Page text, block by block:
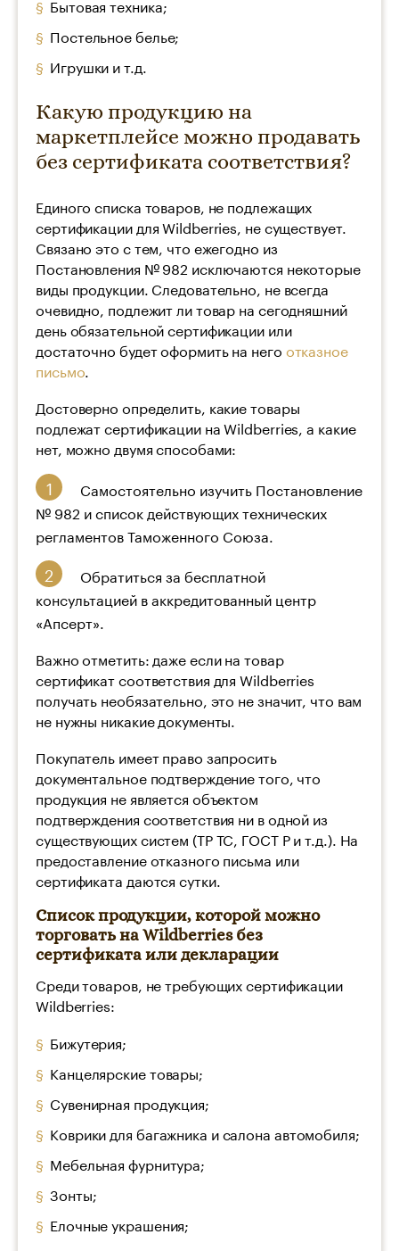
Бытовая техника;
Постельное белье;
Игрушки и т.д.
Какую продукцию на
маркетплейсе можно продавать
без сертификата соответствия?
Единого списка товаров, не подлежащих
сертификации для Wildberries, не существует.
Связано это с тем, что ежегодно из
Постановления № 982 исключаются некоторые
виды продукции. Следовательно, не всегда
очевидно, подлежит ли товар на сегодняшний
день обязательной сертификации или
достаточно будет оформить на него отказное
письмо
Достоверно определить, какие товары
подлежат сертификации на Wildberries, а какие
нет, можно двумя способами:
Самостоятельно изучить Постановление
№ 982 и список действующих технических
регламентов Таможенного Союза.
Обратиться за бесплатной
консультацией в аккредитованный центр
«Апсерт».
Важно отметить: даже если на товар
сертификат соответствия для Wildberries
получать необязательно, это не значит, что вам
не нужны никакие документы.
Покупатель имеет право запросить
документальное подтверждение того, что
продукция не является объектом
подтверждения соответствия ни в одной из
существующих систем (ТР ТС, ГОСТ Р и т.д.). На
предоставление отказного письма или
сертификата даются сутки.
Список продукции, которой можно
торговать на Wildberries без
сертификата или декларации
Среди товаров, не требующих сертификации
Wildberries:
Бижутерия;
Канцелярские товары;
Сувенирная продукция;
Коврики для багажника и салона автомобиля;
Мебельная фурнитура;
Зонты;
Елочные украшения;